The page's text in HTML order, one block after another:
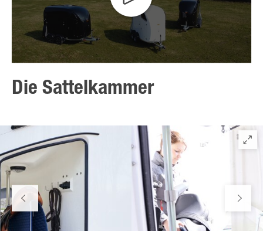
Die Sattelkammer